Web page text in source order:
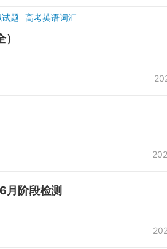
题 高考英语词汇
月阶段检测